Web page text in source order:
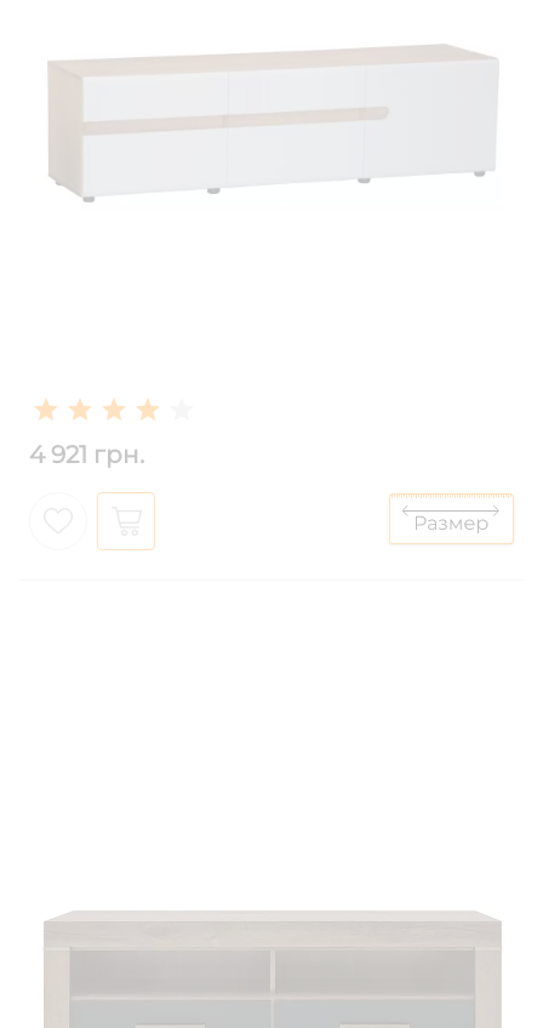
4 921 грн.